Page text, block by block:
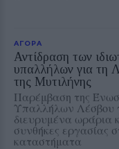
ΑΓΟΡΑ
Αντίδραση των
υπαλλήλων για τη
της Μυτιλήνης
Παρέμβαση της
Υπαλλήλων Λέσβου
διευρυμένα ωράρια
συνθήκες εργασίας
καταστήματα